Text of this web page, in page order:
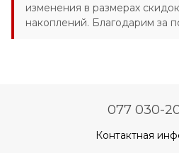
изменения в размерах
накоплений. Благодарим за
077 030-
Контактная